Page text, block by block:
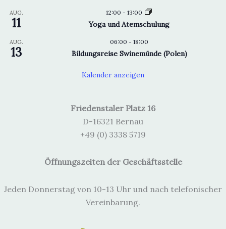
AUG.
11
12:00 - 13:00
Yoga und Atemschulung
AUG.
13
06:00 - 18:00
Bildungsreise Swinemünde (Polen)
Kalender anzeigen
Friedenstaler Platz 16
D-16321 Bernau
+49 (0) 3338 5719
Öffnungszeiten der Geschäftsstelle
Jeden Donnerstag von 10-13 Uhr und nach telefonischer
Vereinbarung.